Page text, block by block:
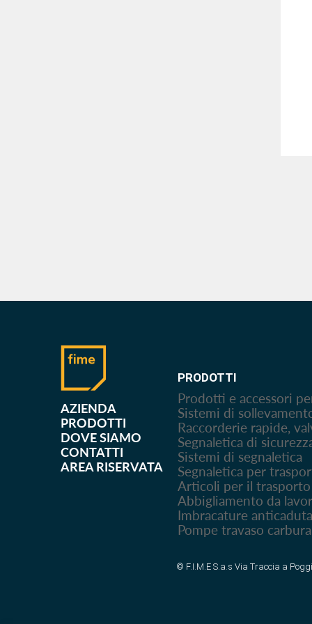
AZIENDA
PRODOTTI
DOVE SIAMO
CONTATTI
AREA RISERVATA
PRODOTTI
Prodotti e accessori
Sistemi di
Raccorderie rapide,
Segnaletica di
Sistemi di segnaletica
Segnaletica per
Articoli per il trasporto
Abbigliamento da
Imbracature anticaduta
Pompe travaso
© F.I.M.E S.a.s Via Traccia a